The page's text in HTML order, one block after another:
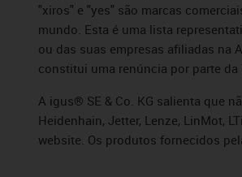
"xiros" e "yes" são marcas
mundo. Esta é uma lista
ou das suas empresas afiliadas na
constitui uma renúncia por parte da
A igus® SE & Co. KG salienta que
Heidenhain, Jetter, Lenze, LinMot,
website. Os produtos fornecidos